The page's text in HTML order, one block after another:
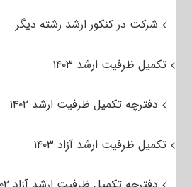
شرکت در کنکور ارشد رشته دیگر
تکمیل ظرفیت ارشد ۱۴۰۳
دفترچه تکمیل ظرفیت ارشد ۱۴۰۲
تکمیل ظرفیت ارشد آزاد ۱۴۰۳